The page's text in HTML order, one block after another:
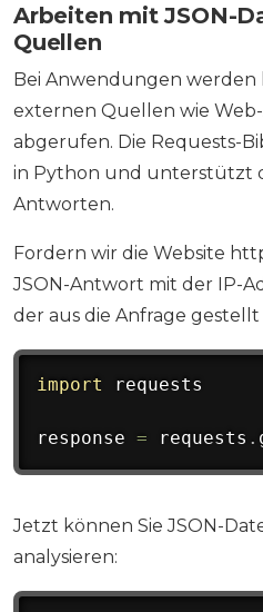
Arbeiten mit JSON-
Quellen
Bei Anwendungen werden
externen Quellen wie
abgerufen. Die Requests-
in Python und unterstützt
Antworten.
Fordern wir die Website
JSON-Antwort mit der IP-
der aus die Anfrage
import requests
response = requests .
Jetzt können Sie JSON-
analysieren: